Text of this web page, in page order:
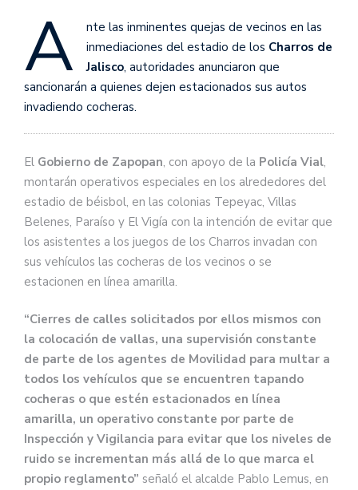
A
nte las inminentes quejas de vecinos en las
inmediaciones del estadio de los Charros de
Jalisco, autoridades anunciaron que
sancionarán a quienes dejen estacionados sus autos
invadiendo cocheras.
El Gobierno de Zapopan, con apoyo de la Policía Vial,
montarán operativos especiales en los alrededores del
estadio de béisbol, en las colonias Tepeyac, Villas
Belenes, Paraíso y El Vigía con la intención de evitar que
los asistentes a los juegos de los Charros invadan con
sus vehículos las cocheras de los vecinos o se
estacionen en línea amarilla.
“Cierres de calles solicitados por ellos mismos con
la colocación de vallas, una supervisión constante
de parte de los agentes de Movilidad para multar a
todos los vehículos que se encuentren tapando
cocheras o que estén estacionados en línea
amarilla, un operativo constante por parte de
Inspección y Vigilancia para evitar que los niveles de
ruido se incrementan más allá de lo que marca el
propio reglamento” señaló el alcalde Pablo Lemus, en